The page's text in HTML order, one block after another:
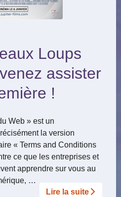
Loups
assister
!
Web » est un
la version
« Terms and Conditions
ce que les entreprises et
apprendre sur vous au
…
Lire la suite­­